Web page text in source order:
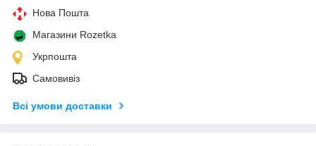
Нова Пошта
Магазини Rozetka
Укрпошта
Самовивіз
Всі умови доставки